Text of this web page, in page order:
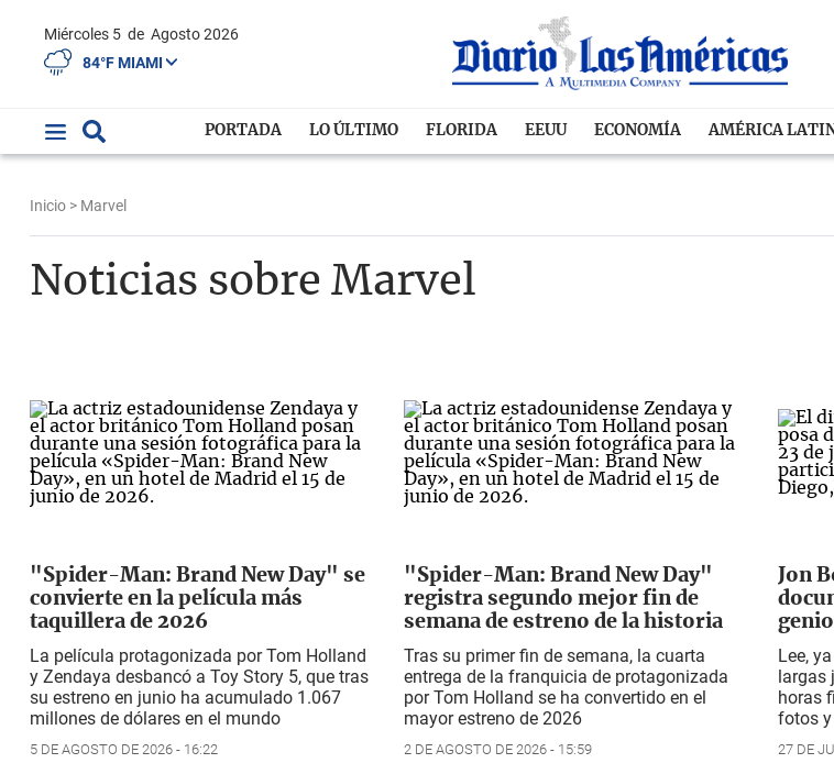
Miércoles 5 de Agosto 2026
84°F MIAMI
PORTADA LO ÚLTIMO FLORIDA EEUU ECONOMÍA AMÉRICA
Inicio > Marvel
Noticias sobre Marvel
"Spider-Man: Brand New Day" se
convierte en la película más
taquillera de 2026
La película protagonizada por Tom Holland
y Zendaya desbancó a Toy Story 5, que tras
su estreno en junio ha acumulado 1.067
millones de dólares en el mundo
5 DE AGOSTO DE 2026 - 16:22
"Spider-Man: Brand New Day"
registra segundo mejor fin de
semana de estreno de la historia
Tras su primer fin de semana, la cuarta
entrega de la franquicia de protagonizada
por Tom Holland se ha convertido en el
mayor estreno de 2026
2 DE AGOSTO DE 2026 - 15:59
Jon
Lee,
largas
horas
fotos y
27 DE